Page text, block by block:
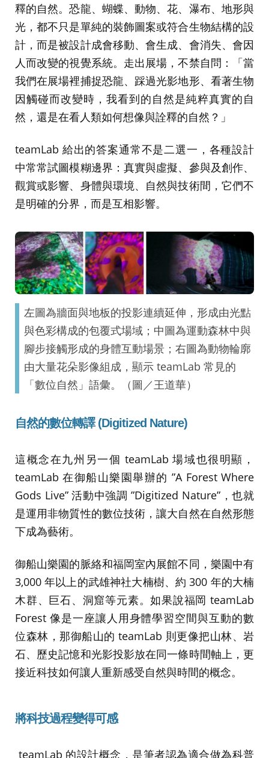
釋的自然。恐龍、蝴蝶、動物、花、瀑布、地形與
光，都不只是單純的裝飾圖案或符合生物結構的設
計，而是被設計成會移動、會生成、會消失、會因
人而改變的視覺系統。走出展場，不禁自問：「當
我們在展場裡捕捉恐龍、踩過光影地形、看著生物
因觸碰而改變時，我看到的自然是純粹真實的自
然，還是在看人類如何想像與詮釋的自然？」
teamLab 給出的答案通常不是二選一，各種設計
中常常試圖模糊邊界：真實與虛擬、參與及創作、
觀賞或影響、身體與環境、自然與技術間，它們不
是明確的分界，而是互相影響。
左圖為牆面與地板的投影連續延伸，形成由光點
與色彩構成的包覆式場域；中圖為運動森林中與
腳步接觸形成的身體互動場景；右圖為動物輪廓
由大量花朵影像組成，顯示 teamLab 常見的
「數位自然」語彙。（圖／王道華）
自然的數位轉譯(Digitized Nature)
這概念在九州另一個 teamLab 場域也很明顯，
teamLab 在御船山樂園舉辦的 ”A Forest Where
Gods Live” 活動中強調 ”Digitized Nature”，也就
是運用非物質性的數位技術，讓大自然在自然形態
下成為藝術。
御船山樂園的脈絡和福岡室內展館不同，樂園中有
3,000 年以上的武雄神社大楠樹、約 300 年的大楠
木群、巨石、洞窟等元素。如果說福岡 teamLab
Forest 像是一座讓人用身體學習空間與互動的數
位森林，那御船山的 teamLab 則更像把山林、岩
石、歷史記憶和光影投影放在同一條時間軸上，更
接近科技如何讓人重新感受自然與時間的概念。
將科技過程變得可感
teamLab 的設計概念，是筆者認為適合做為科普